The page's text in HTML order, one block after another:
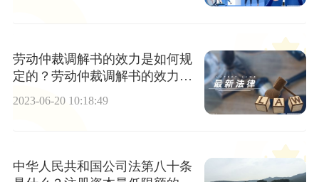
劳动仲裁调解书的效力是如何规
定的？劳动仲裁调解书的效力是
2023-06-20 10:18:49
中华人民共和国公司法第八十条